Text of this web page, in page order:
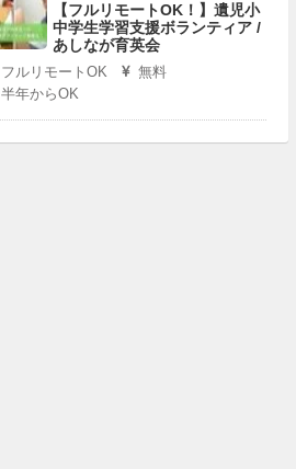
【フルリモートOK！】遺児小
中学生学習支援ボランティア /
あしなが育英会
フルリモートOK
無料
半年からOK